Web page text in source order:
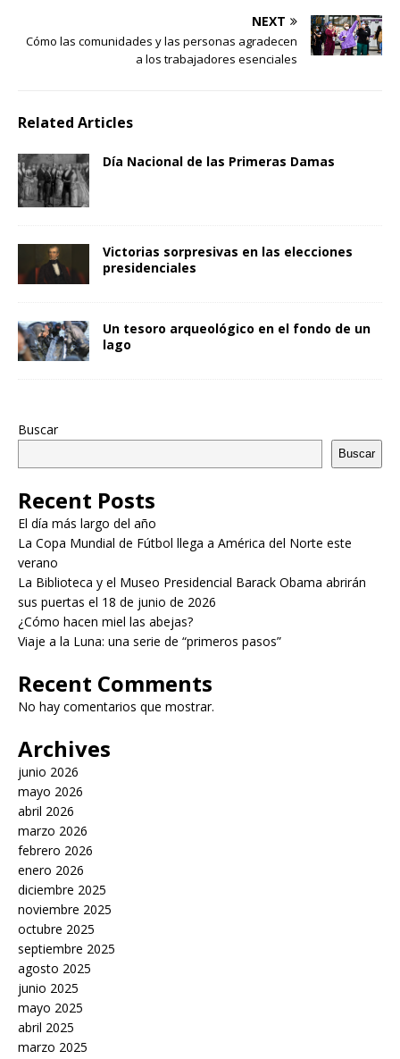
NEXT
Cómo las comunidades y las personas agradecen
a los trabajadores esenciales
Related Articles
Día Nacional de las Primeras Damas
Victorias sorpresivas en las elecciones
presidenciales
Un tesoro arqueológico en el fondo de un
lago
Buscar
Buscar
Recent Posts
El día más largo del año
La Copa Mundial de Fútbol llega a América del Norte este
verano
La Biblioteca y el Museo Presidencial Barack Obama abrirán
sus puertas el 18 de junio de 2026
¿Cómo hacen miel las abejas?
Viaje a la Luna: una serie de “primeros pasos”
Recent Comments
No hay comentarios que mostrar.
Archives
junio 2026
mayo 2026
abril 2026
marzo 2026
febrero 2026
enero 2026
diciembre 2025
noviembre 2025
octubre 2025
septiembre 2025
agosto 2025
junio 2025
mayo 2025
abril 2025
marzo 2025